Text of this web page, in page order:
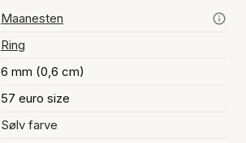
Maanesten
Ring
6 mm (0,6 cm)
57 euro size
Sølv farve